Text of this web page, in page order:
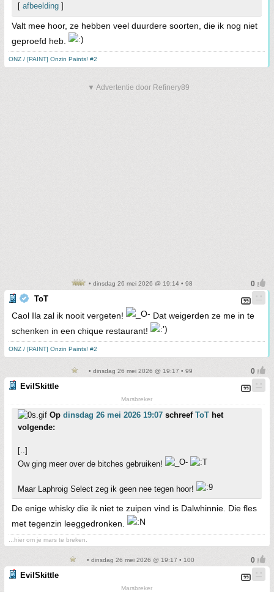
[ afbeelding ]
Valt mee hoor, ze hebben veel duurdere soorten, die ik nog niet
geproefd heb.
ONZ / [PAINT] Onzin Paints! #2
▼ Advertentie door Refinery89
• dinsdag 26 mei 2026 @ 19:14 • 98
ToT
Caol Ila zal ik nooit vergeten!
Dat weigerden ze me in te
schenken in een chique restaurant!
ONZ / [PAINT] Onzin Paints! #2
• dinsdag 26 mei 2026 @ 19:17 • 99
EvilSkittle
Marsbreker
Op dinsdag 26 mei 2026 19:07 schreef ToT het
volgende:
[..]
Ow ging meer over de bitches gebruiken!
Maar Laphroig Select zeg ik geen nee tegen hoor!
De enige whisky die ik niet te zuipen vind is Dalwhinnie. Die fles
met tegenzin leeggedronken.
...hier om je mars te breken.
• dinsdag 26 mei 2026 @ 19:17 • 100
EvilSkittle
Marsbreker